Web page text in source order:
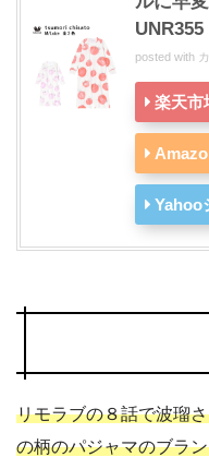
UNR355
posted with
楽天市
Yahoo
リモラブの８話で波瑠
の柄のパジャマのブラ